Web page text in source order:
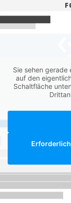
Sie sehen gerade
auf den
Schaltfläche